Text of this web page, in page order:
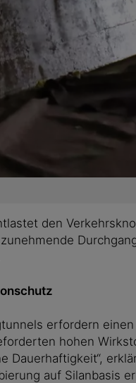
den
erfordern
hohen
Dauerhaftigkeit“,
auf Silanbasis